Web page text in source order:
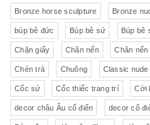
Bronze horse sculpture Bronze
búp bê đức Búp bê sứ Búp bê
Chặn giấy Chân nến Chân nến
Chén trà Chuông Classic
Cốc sứ Cốc thiếc trang trí Cời
decor châu Âu cổ điển decor cổ